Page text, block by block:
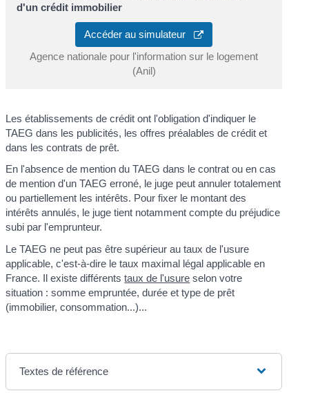
d'un crédit immobilier
Accéder au simulateur
Agence nationale pour l'information sur le logement
(Anil)
Les établissements de crédit ont l'obligation d'indiquer le
TAEG dans les publicités, les offres préalables de crédit et
dans les contrats de prêt.
En l'absence de mention du TAEG dans le contrat ou en cas
de mention d'un TAEG erroné, le juge peut annuler totalement
ou partiellement les intérêts. Pour fixer le montant des
intérêts annulés, le juge tient notamment compte du préjudice
subi par l'emprunteur.
Le TAEG ne peut pas être supérieur au taux de l'usure
applicable, c'est-à-dire le taux maximal légal applicable en
France. Il existe différentstaux de l'usure selon votre
situation : somme empruntée, durée et type de prêt
(immobilier, consommation...)...
Textes de référence